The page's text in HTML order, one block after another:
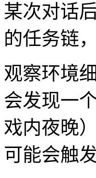
某次对话
的任务链
观察环境
会发现一
戏内夜晚
可能会触